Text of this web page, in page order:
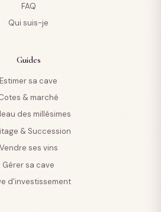
FAQ
Qui suis-je
Guides
Estimer sa cave
& marché
des millésimes
& Succession
Vendre ses vins
Gérer sa cave
d'investissement